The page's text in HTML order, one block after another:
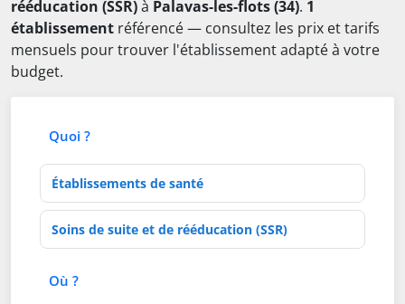
rééducation (SSR)à Palavas-les-flots (34). 1
établissement référencé — consultez les prix et tarifs
mensuels pour trouver l'établissement adapté à votre
budget.
Quoi ?
Type d'établissement
Activités de soins
Où ?